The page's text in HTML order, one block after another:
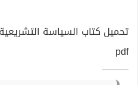
تحميل كتاب السياسة التشريعية
pdf